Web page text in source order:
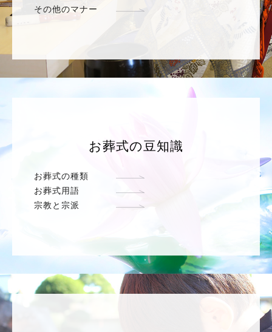
その他のマナー
お葬式の豆知識
お葬式の種類
お葬式用語
宗教と宗派